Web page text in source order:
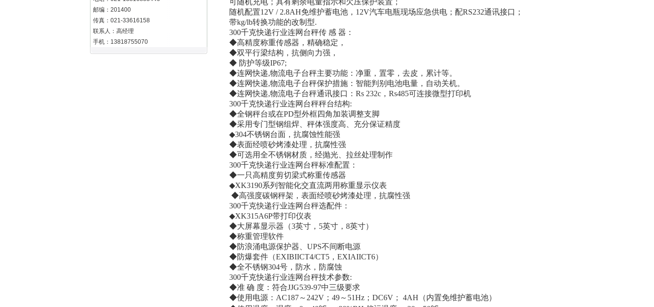
邮编：201400
传真：021-33616158
联系人：高经理
手机：13818755070
可随机充电；具有剩余电量指示和欠压保护装置；
随机配置12V / 2.8AH免维护蓄电池， 12V汽车电瓶现场应急供电；配RS232通讯接口；
带kg/lb转换功能的改制型.
300千克快递行业连网台秤传 感 器：
◆高精度称重传感器，精确稳定，
◆双平行梁结构，抗侧向力强，
◆ 防护等级IP67;
◆连网快递,物流电子台秤主要功能：净重，置零，去皮，累计等。
◆连网快递,物流电子台秤保护措施：智能判别电池电量，自动关机。
◆连网快递,物流电子台秤通讯接口： Rs 232c ， Rs485可连接微型打印机
300千克快递行业连网台秤秤台结构:
◆全钢秤台或在PD型外框四角加装调整支脚
◆采用专门型钢组焊、秤体强度高、充分保证精度
◆304不锈钢台面，抗腐蚀性能强
◆表面经喷砂烤漆处理，抗腐性强
◆可选用全不锈钢材质，经抛光、拉丝处理制作
300千克快递行业连网台秤标准配置：
◆一只高精度剪切梁式称重传感器
◆XK3190系列智能化交直流两用称重显示仪表
◆高强度碳钢秤架，表面经喷砂烤漆处理，抗腐性强
300千克快递行业连网台秤选配件：
◆XK315A6P带打印仪表
◆大屏幕显示器（3英寸， 5英寸， 8英寸）
◆称重管理软件
◆防浪涌电源保护器、 UPS不间断电源
◆防爆套件（EXIBIICT4/CT5 ， EXIAIICT6）
◆全不锈钢304号，防水，防腐蚀
300千克快递行业连网台秤技术参数:
◆准 确 度：符合JJG539-97中三级要求
◆使用电源： AC187～ 242V ； 49～ 51Hz ； DC6V ； 4AH （内置免维护蓄电池）